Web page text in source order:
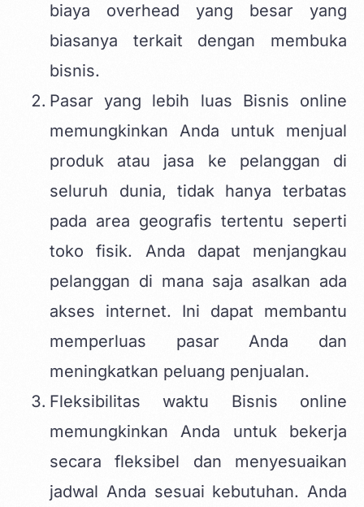
biaya overhead yang besar yang
biasanya terkait dengan membuka
bisnis.
Pasar yang lebih luas Bisnis online
memungkinkan Anda untuk menjual
produk atau jasa ke pelanggan di
seluruh dunia, tidak hanya terbatas
pada area geografis tertentu seperti
toko fisik. Anda dapat menjangkau
pelanggan di mana saja asalkan ada
akses internet. Ini dapat membantu
memperluas pasar Anda dan
meningkatkan peluang penjualan.
Fleksibilitas waktu Bisnis online
memungkinkan Anda untuk bekerja
secara fleksibel dan menyesuaikan
jadwal Anda sesuai kebutuhan. Anda